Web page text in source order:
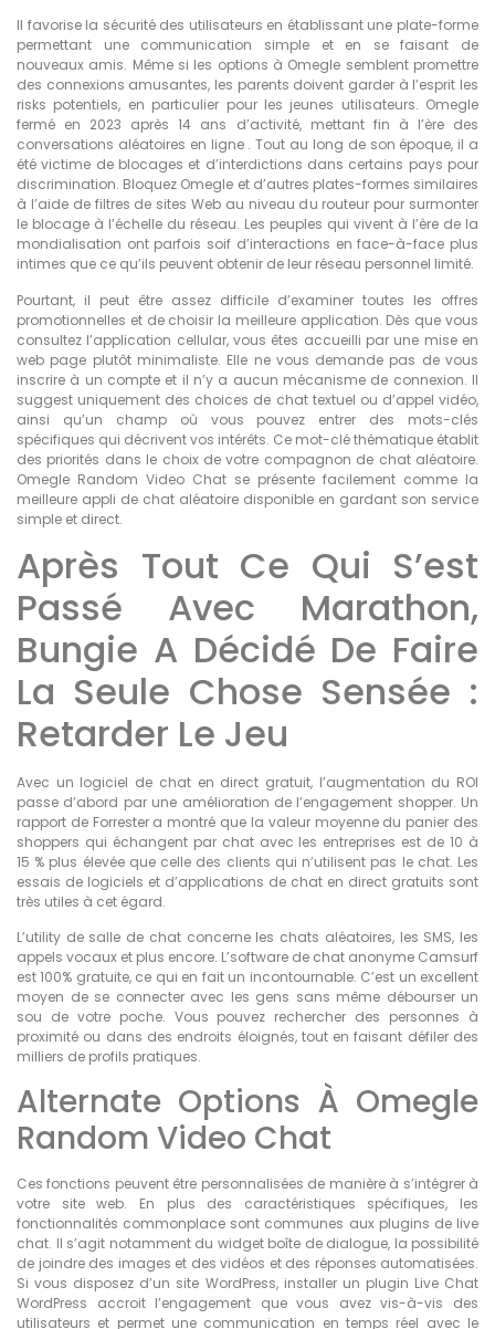
Il favorise la sécurité des utilisateurs en établissant une plate-forme
permettant une communication simple et en se faisant de
nouveaux amis. Même si les options à Omegle semblent promettre
des connexions amusantes, les parents doivent garder à l’esprit les
risks potentiels, en particulier pour les jeunes utilisateurs. Omegle
fermé en 2023 après 14 ans d’activité, mettant fin à l’ère des
conversations aléatoires en ligne . Tout au long de son époque, il a
été victime de blocages et d’interdictions dans certains pays pour
discrimination. Bloquez Omegle et d’autres plates-formes similaires
à l’aide de filtres de sites Web au niveau du routeur pour surmonter
le blocage à l’échelle du réseau. Les peuples qui vivent à l’ère de la
mondialisation ont parfois soif d’interactions en face-à-face plus
intimes que ce qu’ils peuvent obtenir de leur réseau personnel limité.
Pourtant, il peut être assez difficile d’examiner toutes les offres
promotionnelles et de choisir la meilleure application. Dès que vous
consultez l’application cellular, vous êtes accueilli par une mise en
web page plutôt minimaliste. Elle ne vous demande pas de vous
inscrire à un compte et il n’y a aucun mécanisme de connexion. Il
suggest uniquement des choices de chat textuel ou d’appel vidéo,
ainsi qu’un champ où vous pouvez entrer des mots-clés
spécifiques qui décrivent vos intérêts. Ce mot-clé thématique établit
des priorités dans le choix de votre compagnon de chat aléatoire.
Omegle Random Video Chat se présente facilement comme la
meilleure appli de chat aléatoire disponible en gardant son service
simple et direct.
Après Tout Ce Qui S’est
Passé Avec Marathon,
Bungie A Décidé De Faire
La Seule Chose Sensée :
Retarder Le Jeu
Avec un logiciel de chat en direct gratuit, l’augmentation du ROI
passe d’abord par une amélioration de l’engagement shopper. Un
rapport de Forrester a montré que la valeur moyenne du panier des
shoppers qui échangent par chat avec les entreprises est de 10 à
15 % plus élevée que celle des clients qui n’utilisent pas le chat. Les
essais de logiciels et d’applications de chat en direct gratuits sont
très utiles à cet égard.
L’utility de salle de chat concerne les chats aléatoires, les SMS, les
appels vocaux et plus encore. L’software de chat anonyme Camsurf
est 100% gratuite, ce qui en fait un incontournable. C’est un excellent
moyen de se connecter avec les gens sans même débourser un
sou de votre poche. Vous pouvez rechercher des personnes à
proximité ou dans des endroits éloignés, tout en faisant défiler des
milliers de profils pratiques.
Alternate Options À Omegle
Random Video Chat
Ces fonctions peuvent être personnalisées de manière à s’intégrer à
votre site web. En plus des caractéristiques spécifiques, les
fonctionnalités commonplace sont communes aux plugins de live
chat. Il s’agit notamment du widget boîte de dialogue, la possibilité
de joindre des images et des vidéos et des réponses automatisées.
Si vous disposez d’un site WordPress, installer un plugin Live Chat
WordPress accroit l’engagement que vous avez vis-à-vis des
utilisateurs et permet une communication en temps réel avec le